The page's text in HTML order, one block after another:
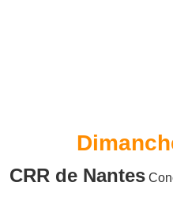
CRR de Nantes